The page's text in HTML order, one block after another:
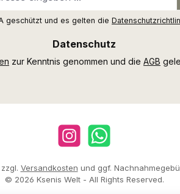
geschützt und es gelten die
Datenschutz
zur Kenntnis genommen und die AGB
InstagramWhatsApp
Versandkosten und ggf.
© 2026 Ksenis Welt - All Rights Reserved.